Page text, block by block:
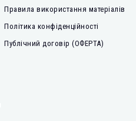
Правила використання матеріалів
Політика конфіденційності
Публічний договір (ОФЕРТА)